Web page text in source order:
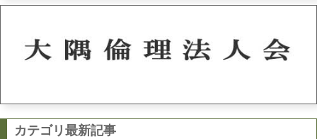
カテゴリ最新記事